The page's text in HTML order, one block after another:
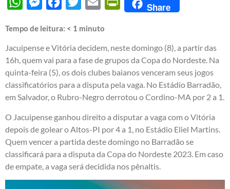
WhatsAppMessengerFacebook
Twitter Email PrintFriendly
Share
Tempo de leitura: < 1 minuto
Jacuipense e Vitória decidem, neste domingo (8), a partir das
16h, quem vai para a fase de grupos da Copa do Nordeste. Na
quinta-feira (5), os dois clubes baianos venceram seus jogos
classificatórios para a disputa pela vaga. No Estádio Barradão,
em Salvador, o Rubro-Negro derrotou o Cordino-MA por 2 a 1.
O Jacuipense ganhou direito a disputar a vaga com o Vitória
depois de golear o Altos-PI por 4 a 1, no Estádio Eliel Martins.
Quem vencer a partida deste domingo no Barradão se
classificará para a disputa da Copa do Nordeste 2023. Em caso
de empate, a vaga será decidida nos pênaltis.